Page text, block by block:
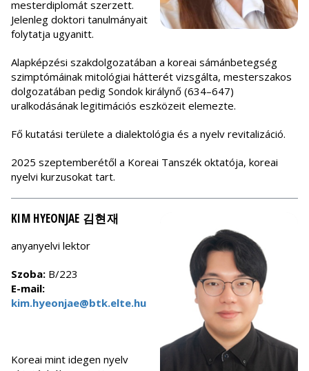
mesterdiplomát szerzett.
Jelenleg doktori tanulmányait
folytatja ugyanitt.
Alapképzési szakdolgozatában a koreai sámánbetegség
szimptómáinak mitológiai hátterét vizsgálta, mesterszakos
dolgozatában pedig Sondok királynő (634–647)
uralkodásának legitimációs eszközeit elemezte.
Fő kutatási területe a dialektológia és a nyelv revitalizáció.
2025 szeptemberétől a Koreai Tanszék oktatója, koreai
nyelvi kurzusokat tart.
KIM HYEONJAE 김현재
anyanyelvi lektor
Szoba: B/223
E-mail:
kim.hyeonjae@btk.elte.hu
Koreai mint idegen nyelv